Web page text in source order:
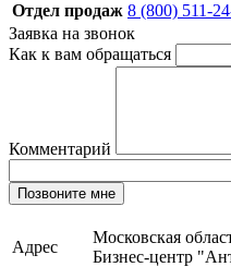
Отдел продаж 8 (800) 511-
Заявка на звонок
Как к вам обращаться
Комментарий
Позвоните мне
Адрес
Московская
Бизнес-центр